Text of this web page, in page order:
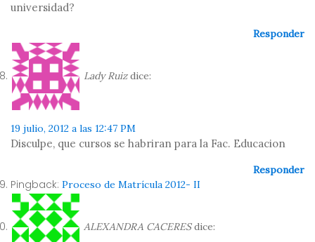
universidad?
Responder
Lady Ruiz dice:
19 julio, 2012 a las 12:47 PM
Disculpe, que cursos se habriran para la Fac. Educacion
Responder
Pingback: Proceso de Matrícula 2012- II
ALEXANDRA CACERES dice: